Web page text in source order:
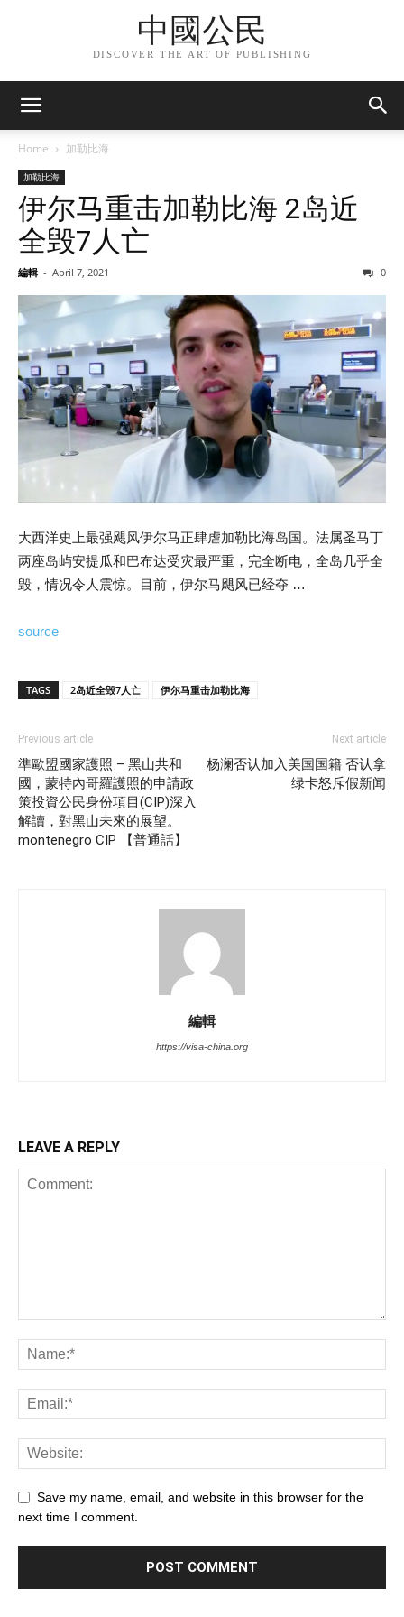
中國公民
DISCOVER THE ART OF PUBLISHING
Home 加勒比海
加勒比海
伊尔马重击加勒比海 2岛近
全毁7人亡
編輯 - April 7, 2021 0
大西洋史上最强飓风伊尔马正肆虐加勒比海岛国。法属圣马丁
两座岛屿安提瓜和巴布达受灾最严重，完全断电，全岛几乎全
毁，情况令人震惊。目前，伊尔马飓风已经夺 …
source
TAGS 2岛近全毁7人亡 伊尔马重击加勒比海
Previous article
準歐盟國家護照 – 黑山共和
國，蒙特內哥羅護照的申請政
策投資公民身份項目(CIP)深入
解讀，對黑山未來的展望。
montenegro CIP 【普通話】
Next article
杨澜否认加入美国国籍 否认拿
绿卡怒斥假新闻
編輯
https://visa-china.org
LEAVE A REPLY
Save my name, email, and website in this browser for the
next time I comment.